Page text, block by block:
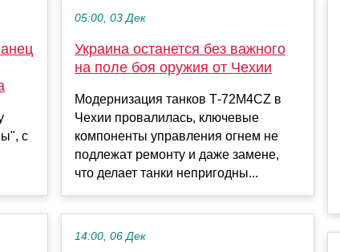
с
05:00, 03 Дек
Украина останется без важного
на поле боя оружия от Чехии
Модернизация танков Т-72М4CZ в
Чехии провалилась, ключевые
компоненты управления огнем не
подлежат ремонту и даже замене,
что делает танки непригодны...
14:00, 06 Дек